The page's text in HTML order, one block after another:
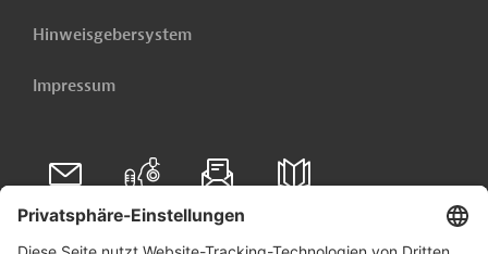
Hinweisgebersystem
Impressum